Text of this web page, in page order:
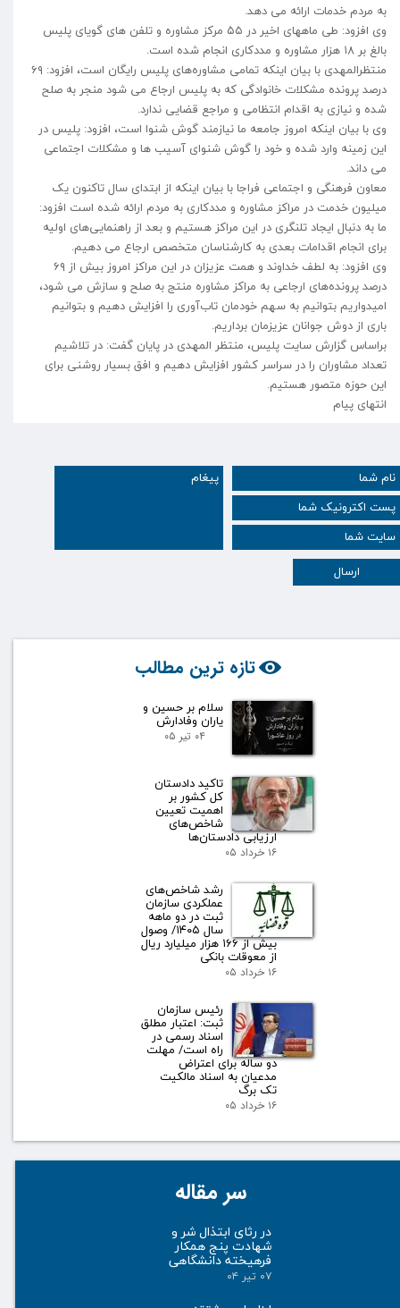
به مردم خدمات ارائه می دهد.
وی افزود: طی ماههای اخیر در ۵۵ مرکز مشاوره و تلفن های گویای پلیس
بالغ بر ۱۸ هزار مشاوره و مددکاری انجام شده است.
منتظرالمهدی با بیان اینکه تمامی مشاوره‌های پلیس رایگان است، افزود: ۶۹
درصد پرونده مشکلات خانوادگی که به پلیس ارجاع می شود منجر به صلح
شده و نیازی به اقدام انتظامی و مراجع قضایی ندارد.
وی با بیان اینکه امروز جامعه ما نیازمند گوش شنوا است، افزود: پلیس در
این زمینه وارد شده و خود را گوش شنوای آسیب ها و مشکلات اجتماعی
می داند.
معاون فرهنگی و اجتماعی فراجا با بیان اینکه از ابتدای سال تاکنون یک
میلیون خدمت در مراکز مشاوره و مددکاری به مردم ارائه شده است افزود:
ما به دنبال ایجاد تلنگری در این مراکز هستیم و بعد از راهنمایی‌های اولیه
برای انجام اقدامات بعدی به کارشناسان متخصص ارجاع می دهیم.
وی افزود: به لطف خداوند و همت عزیزان در این مراکز امروز بیش از ۶۹
درصد پرونده‌های ارجاعی به مراکز مشاوره منتج به صلح و سازش می شود،
امیدواریم بتوانیم به سهم خودمان تاب‌آوری را افزایش دهیم و بتوانیم
باری از دوش جوانان عزیزمان برداریم.
براساس گزارش سایت پلیس، منتظر المهدی در پایان گفت: در تلاشیم
تعداد مشاوران را در سراسر کشور افزایش دهیم و افق بسیار روشنی برای
این حوزه متصور هستیم.
انتهای پیام
ارسال
تازه ترین مطالب
سلام بر حسین و
یاران وفادارش
۰۴ تیر ۰۵
تاکید دادستان
کل کشور بر
اهمیت تعیین
شاخص‌های
ارزیابی دادستان‌ها
۱۶ خرداد ۰۵
رشد شاخص‌های
عملکردی سازمان
ثبت در دو ماهه
سال ۱۴۰۵/ وصول
بیش از ۱۶۶ هزار میلیارد ریال
از معوقات بانکی
۱۶ خرداد ۰۵
رئیس سازمان
ثبت: اعتبار مطلق
اسناد رسمی در
راه است/ مهلت
دو ساله برای اعتراض
مدعیان به اسناد مالکیت
تک برگ
۱۶ خرداد ۰۵
سر مقاله
در رثای ابتذال شر و
شهادت پنج همکار
فرهیخته دانشگاهی
۰۷ تیر ۰۴